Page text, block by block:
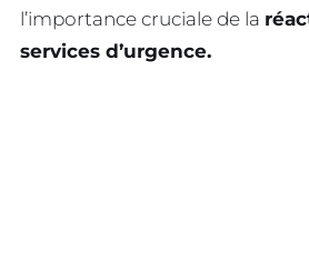
l’importance cruciale de la
services d’urgence.